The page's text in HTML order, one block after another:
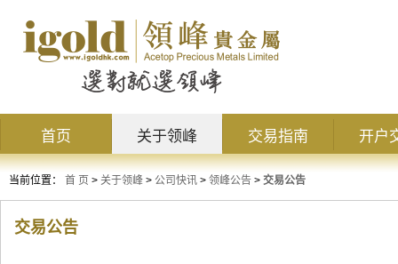
首页 关于领峰 交易指南 开户
当前位置： 首 页 > 关于领峰 > 公司快讯 > 领峰公告 > 交易公告
交易公告